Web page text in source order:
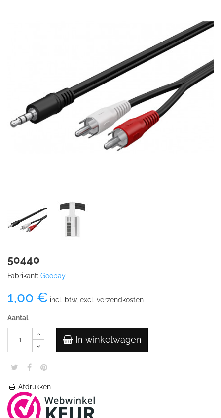
50440
Fabrikant: Goobay
1,00 € incl. btw, excl. verzendkosten
Aantal
In winkelwagen
Afdrukken